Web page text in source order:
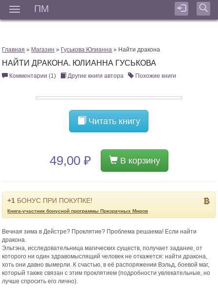
ПМ
Главная » Магазин » Гуськова Юлианна » Найти дракона
НАЙТИ ДРАКОНА. ЮЛИАННА ГУСЬКОВА
Комментарии (1) Другие книги автора Похожие книги
Читать книгу
49,00 ₽ В корзину
+1 БОНУС ПРИ ПОКУПКЕ!
Книга-участник бонусной программы Призрачных Миров
Вечная зима в Дейстре? Проклятие? Проблема решаема! Если найти
дракона.
Эльтэна, исследовательница магических существ, получает задание, от
которого ни один здравомыслящий человек не откажется: найти дракона,
хоть они давно вымерли. К счастью, в её распоряжении Вэльд, боевой маг,
который также связан с этим проклятием (подробности увлекательные, но
лучше спросить его лично).